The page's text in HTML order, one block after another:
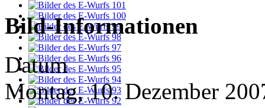
Bild-Informationen
Datum
Montag, 10. Dezember